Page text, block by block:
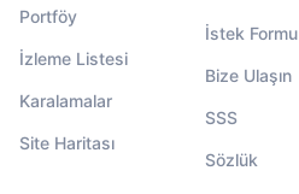
Portföy
İzleme Listesi
Karalamalar
Site Haritası
İstek Formu
Bize Ulaşın
SSS
Sözlük